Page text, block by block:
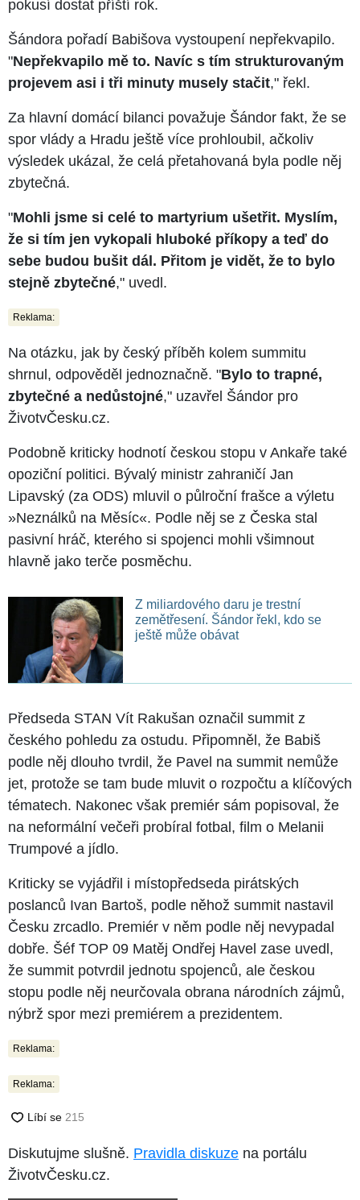
pokusí dostat příští rok.
Šándora pořadí Babišova vystoupení nepřekvapilo.
"Nepřekvapilo mě to. Navíc s tím strukturovaným
projevem asi i tři minuty musely stačit," řekl.
Za hlavní domácí bilanci považuje Šándor fakt, že se
spor vlády a Hradu ještě více prohloubil, ačkoliv
výsledek ukázal, že celá přetahovaná byla podle něj
zbytečná.
"Mohli jsme si celé to martyrium ušetřit. Myslím,
že si tím jen vykopali hluboké příkopy a teď do
sebe budou bušit dál. Přitom je vidět, že to bylo
stejně zbytečné," uvedl.
Reklama:
Na otázku, jak by český příběh kolem summitu
shrnul, odpověděl jednoznačně. "Bylo to trapné,
zbytečné a nedůstojné," uzavřel Šándor pro
ŽivotvČesku.cz.
Podobně kriticky hodnotí českou stopu v Ankaře také
opoziční politici. Bývalý ministr zahraničí Jan
Lipavský (za ODS) mluvil o půlroční frašce a výletu
»Neználků na Měsíc«. Podle něj se z Česka stal
pasivní hráč, kterého si spojenci mohli všimnout
hlavně jako terče posměchu.
Z miliardového daru je trestní
zemětřesení. Šándor řekl, kdo se
ještě může obávat
Předseda STAN Vít Rakušan označil summit z
českého pohledu za ostudu. Připomněl, že Babiš
podle něj dlouho tvrdil, že Pavel na summit nemůže
jet, protože se tam bude mluvit o rozpočtu a klíčových
tématech. Nakonec však premiér sám popisoval, že
na neformální večeři probíral fotbal, film o Melanii
Trumpové a jídlo.
Kriticky se vyjádřil i místopředseda pirátských
poslanců Ivan Bartoš, podle něhož summit nastavil
Česku zrcadlo. Premiér v něm podle něj nevypadal
dobře. Šéf TOP 09 Matěj Ondřej Havel zase uvedl,
že summit potvrdil jednotu spojenců, ale českou
stopu podle něj neurčovala obrana národních zájmů,
nýbrž spor mezi premiérem a prezidentem.
Reklama:
Reklama:
Diskutujme slušně. Pravidla diskuze na portálu
ŽivotvČesku.cz.